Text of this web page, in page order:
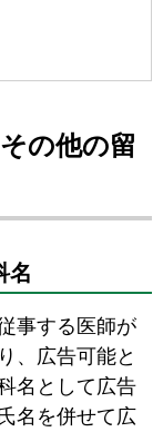
の他の留
名
事する医師が
、広告可能と
名として広告
名を併せて広